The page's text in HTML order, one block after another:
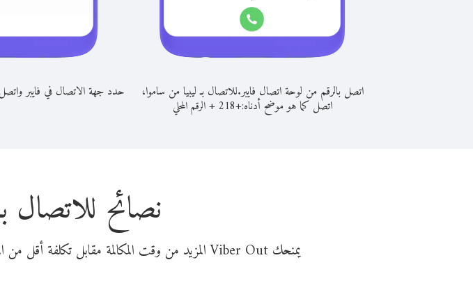
اتصل بالرقم من لوحة اتصال فايبر.للاتصال بـ ليبيا من ساموا،
اتصل كما هو موضح أدناه:+
218
+الرقم المحلي
حدد جهة الاتصال في فايبر
نصائح للاتصال
يمنحك Viber Out المزيد من وقت المكالمة مقابل تكلفة أقل من المال. اختر من أحد خيارات الاتصال المرنة ذات السعر المنخفض: